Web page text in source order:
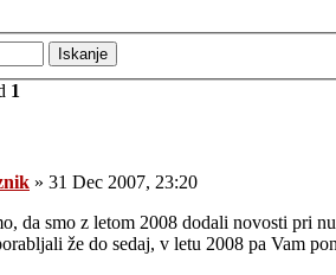
1
» 31 Dec 2007, 23:20
da smo z letom 2008 dodali novosti pri
že do sedaj, v letu 2008 pa Vam